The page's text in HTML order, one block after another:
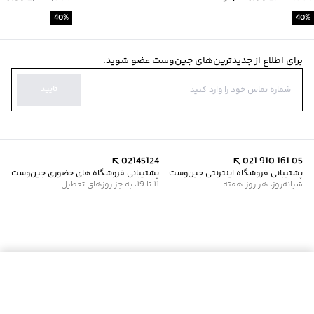
40%
40%
برای اطلاع از جدیدترین‌های جین‌وست عضو شوید.
تایید
021 910 161 05
پشتیبانی فروشگاه اینترنتی جین‌وست
شبانه‌روز، هر روز هفته
02145124
پشتیبانی فروشگاه های حضوری جین‌وست
11 تا 19، به جز روزهای تعطیل